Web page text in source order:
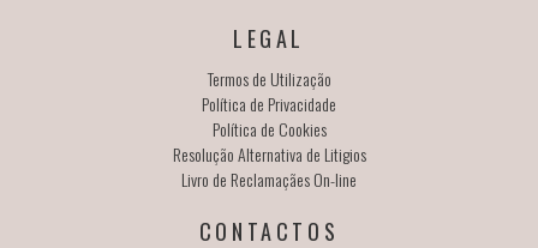
LEGAL
Termos de Utilização
Política de Privacidade
Política de Cookies
Resolução Alternativa de Litigios
Livro de Reclamaçães On-line
CONTACTOS